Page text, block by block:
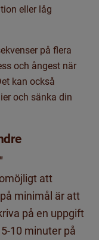
eller låg
på flera
och ångest när
kan också
och sänka din
att
minimål är att
på en uppgift
10 minuter på